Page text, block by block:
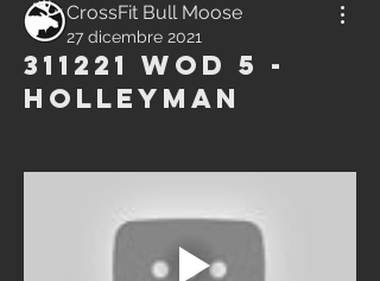
CrossFit Bull Moose
27 dicembre 2021
311221 WOD 5 -
Holleyman